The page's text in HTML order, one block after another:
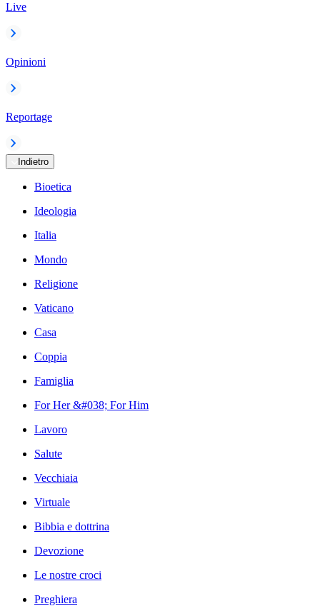
Live
Opinioni
Reportage
Indietro
Bioetica
Ideologia
Italia
Mondo
Religione
Vaticano
Casa
Coppia
Famiglia
For Her &#038; For Him
Lavoro
Salute
Vecchiaia
Virtuale
Bibbia e dottrina
Devozione
Le nostre croci
Preghiera